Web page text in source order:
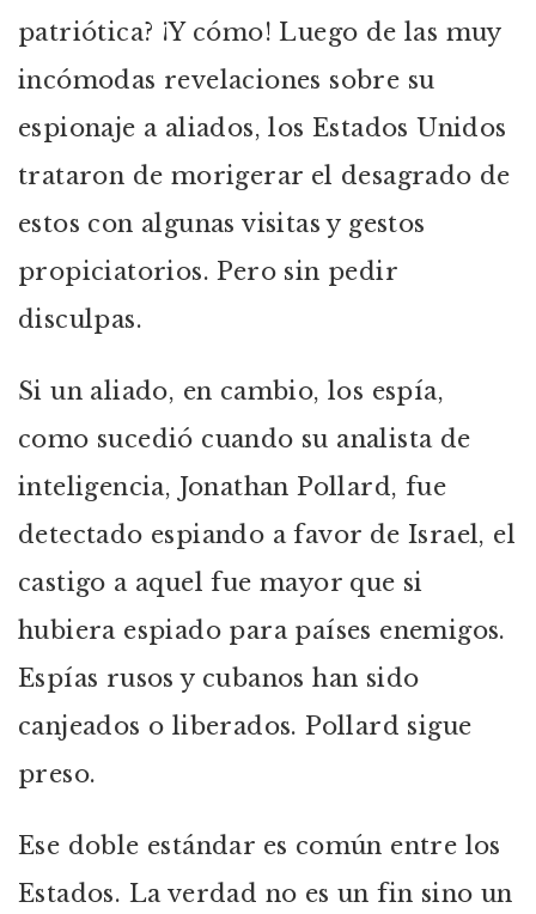
patriótica? ¡Y cómo! Luego de las muy
incómodas revelaciones sobre su
espionaje a aliados, los Estados Unidos
trataron de morigerar el desagrado de
estos con algunas visitas y gestos
propiciatorios. Pero sin pedir
disculpas.
Si un aliado, en cambio, los espía,
como sucedió cuando su analista de
inteligencia, Jonathan Pollard, fue
detectado espiando a favor de Israel, el
castigo a aquel fue mayor que si
hubiera espiado para países enemigos.
Espías rusos y cubanos han sido
canjeados o liberados. Pollard sigue
preso.
Ese doble estándar es común entre los
Estados. La verdad no es un fin sino un